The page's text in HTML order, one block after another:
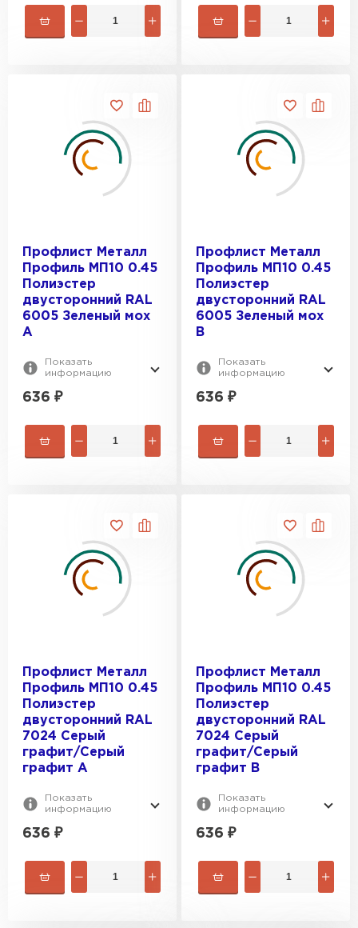
Профлист Металл
Профиль МП10 0.45
Полиэстер
двусторонний RAL
6005 Зеленый мох
A
Показать
информацию
636 ₽
Профлист Металл
Профиль МП10 0.45
Полиэстер
двусторонний RAL
6005 Зеленый мох
B
Показать
информацию
636 ₽
Профлист Металл
Профиль МП10 0.45
Полиэстер
двусторонний RAL
7024 Серый
графит/Серый
графит A
Показать
информацию
636 ₽
Профлист Металл
Профиль МП10 0.45
Полиэстер
двусторонний RAL
7024 Серый
графит/Серый
графит B
Показать
информацию
636 ₽